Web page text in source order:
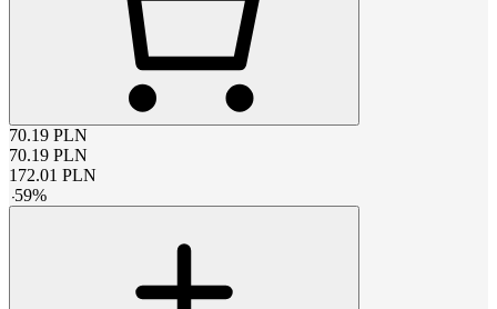
70.19 PLN
70.19 PLN
172.01 PLN
-59%